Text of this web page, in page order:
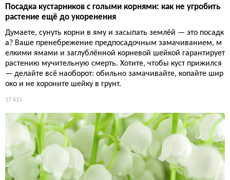
Посадка кустарников с голыми корнями: как не угробить
растение ещё до укоренения
Думаете, сунуть корни в яму и засыпать землёй — это посадк
а? Ваше пренебрежение предпосадочным замачиванием, м
елкими ямами и заглублённой корневой шейкой гарантирует
растению мучительную смерть. Хотите, чтобы куст прижился
— делайте всё наоборот: обильно замачивайте, копайте шир
око и не хороните шейку в грунт.
17 615